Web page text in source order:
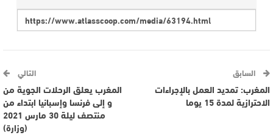
السابق
المغرب: تمديد العمل بالإجراءات
الاحترازية لمدة 15 يوما
التالي
المغرب يعلق الرحلات الجوية من
و إلى فرنسا وإسبانيا ابتداء من
منتصف ليلة 30 مارس 2021
(وزارة)